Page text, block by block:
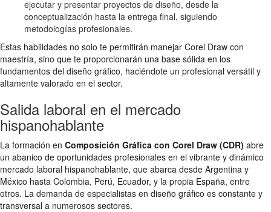
ejecutar y presentar proyectos de diseño, desde la
conceptualización hasta la entrega final, siguiendo
metodologías profesionales.
Estas habilidades no solo te permitirán manejar Corel Draw con
maestría, sino que te proporcionarán una base sólida en los
fundamentos del diseño gráfico, haciéndote un profesional versátil y
altamente valorado en el sector.
Salida laboral en el mercado
hispanohablante
La formación en Composición Gráfica con Corel Draw (CDR) abre
un abanico de oportunidades profesionales en el vibrante y dinámico
mercado laboral hispanohablante, que abarca desde Argentina y
México hasta Colombia, Perú, Ecuador, y la propia España, entre
otros. La demanda de especialistas en diseño gráfico es constante y
transversal a numerosos sectores.